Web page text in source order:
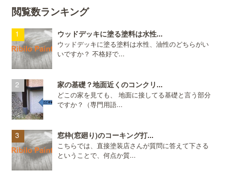
閲覧数ランキング
ウッドデッキに塗る塗料は水性...
ウッドデッキに塗る塗料は水性、油性のどちらがい
いですか？ 不格好で...
家の基礎？地面近くのコンクリ...
どこの家を見ても、 地面に接してる基礎と言う部分
ですか？（専門用語...
窓枠(窓廻り)のコーキング打...
こちらでは、直接塗装店さんが質問に答えて下さる
ということで、何点か質...